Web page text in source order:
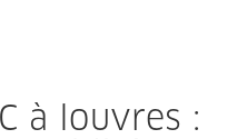
à louvres :